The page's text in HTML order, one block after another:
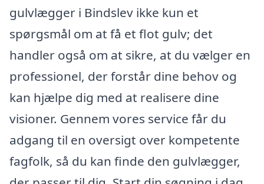
gulvlægger i Bindslev ikke kun et
spørgsmål om at få et flot gulv; det
handler også om at sikre, at du vælger en
professionel, der forstår dine behov og
kan hjælpe dig med at realisere dine
visioner. Gennem vores service får du
adgang til en oversigt over kompetente
fagfolk, så du kan finde den gulvlægger,